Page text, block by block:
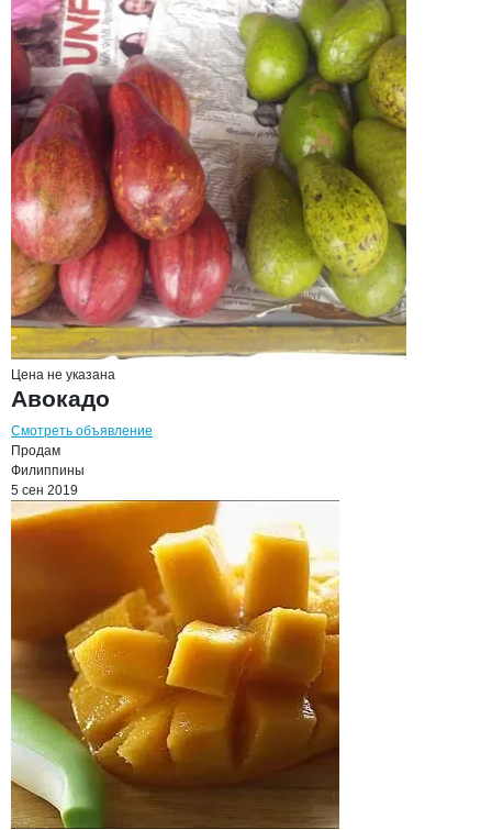
Цена не указана
Авокадо
Смотреть объявление
Продам
Филиппины
5 сен 2019